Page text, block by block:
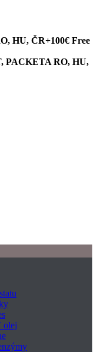
HU, ČR+100€ Free
PACKETA RO, HU,
olej